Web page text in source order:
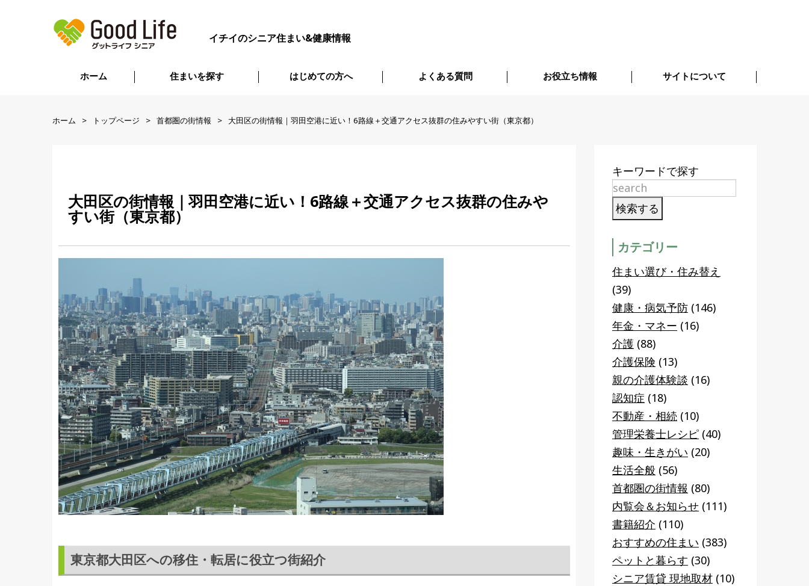
イチイのシニア住まい&健康情報
ホーム 住まいを探す はじめての方へ よくある質問 お役立ち情報 サイトについて
ホーム トップページ 首都圏の街情報 大田区の街情報｜羽田空港に近い！6路線＋交通アクセス抜群の住みやすい街（東京都）
大田区の街情報｜羽田空港に近い！6路線＋交通アクセス抜群の住みや
すい街（東京都）
東京都大田区への移住・転居に役立つ街紹介
キーワードで探す
カテゴリー
住まい選び・住み替え
(39)
健康・病気予防 (146)
年金・マネー (16)
介護 (88)
介護保険 (13)
親の介護体験談 (16)
認知症 (18)
不動産・相続 (10)
管理栄養士レシピ (40)
趣味・生きがい (20)
生活全般 (56)
首都圏の街情報 (80)
内覧会＆お知らせ (111)
書籍紹介 (110)
おすすめの住まい (383)
ペットと暮らす (30)
シニア賃貸 現地取材 (10)